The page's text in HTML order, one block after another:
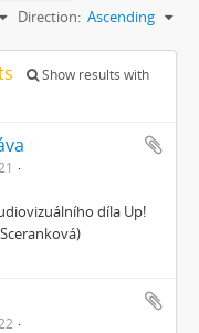
Direction: Ascending
Show results with
díla Up!